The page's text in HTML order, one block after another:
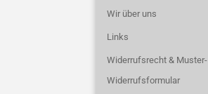
Wir über uns
Links
Widerrufsrecht & Muster-
Widerrufsformular